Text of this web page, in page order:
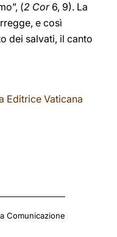
(2 Cor6, 9). La
e così
dei salvati, il canto
Vaticana
Comunicazione